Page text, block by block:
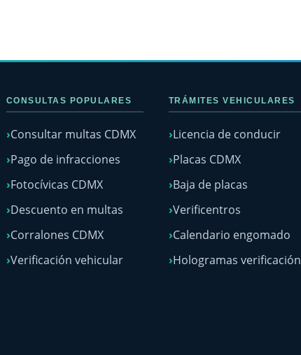
CONSULTAS POPULARES
Consultar multas CDMX
Pago de infracciones
Fotocívicas CDMX
Descuento en multas
Corralones CDMX
Verificación vehicular
TRÁMITES VEHICULARES
Licencia de conducir
Placas CDMX
Baja de placas
Verificentros
Calendario engomado
Hologramas verificación